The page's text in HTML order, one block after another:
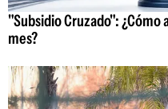
"Subsidio Cruzado":
mes?